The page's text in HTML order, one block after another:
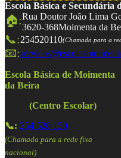
Escola Básica e Secundária
🏠:Rua Doutor João Lima
3620-368Moimenta da
📞:254520110(Chamada para a
📧:
Escola Básica de Moimenta
da Beira
(Centro Escolar)
📞: 254 520 150
(Chamada para a rede fixa
nacional)